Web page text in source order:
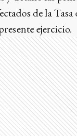
de la
ejercicio.